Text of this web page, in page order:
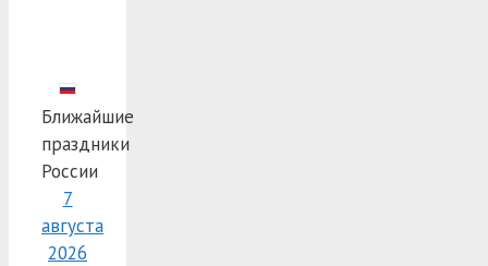
Ближайшие
праздники
России
7
августа
2026